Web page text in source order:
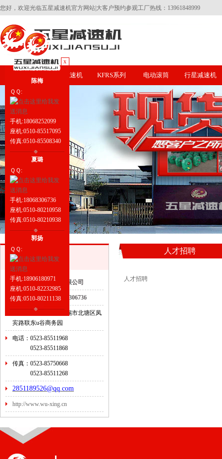
您好，欢迎光临五星减速机官方网站|大客户预约参观工厂热线：13961848999
齿轮减速机 KFRS系列 电动滚筒 行星减速机
联系我们
泰兴市五星减速机有限公司
全国咨询热线：18068306736
无锡销售部地址：无锡市北塘区凤
宾路联东u谷商务园
电话：0523-85511968
0523-85511868
传真：0523-85750668
0523-85511268
2851189526@qq.com
http://www.wu-xing.cn
人才招聘
人才招聘
x
陈梅
ＱＱ:
手机:18068252099
座机:0510-85517095
传真:0510-85508340
夏璐
ＱＱ:
手机:18068306736
座机:0510-80210958
传真:0510-80210938
郭扬
ＱＱ:
手机:18906180971
座机:0510-82232985
传真:0510-80211138